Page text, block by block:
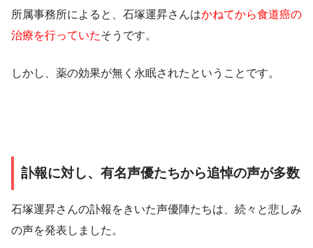
所属事務所によると、石塚運昇さんはかねてから食道癌の
治療を行っていたそうです。
しかし、薬の効果が無く永眠されたということです。
訃報に対し、有名声優たちから追悼の声が多数
石塚運昇さんの訃報をきいた声優陣たちは、続々と悲しみ
の声を発表しました。